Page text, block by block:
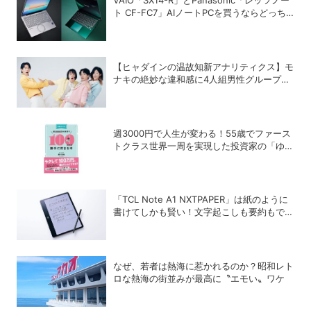
ト CF-FC7」AIノートPCを買うならどっち
【ヒャダインの温故知新アナリティクス】モ
ナキの絶妙な違和感に4人組男性グループの
週3000円で人生が変わる！55歳でファース
トクラス世界一周を実現した投資家の「ゆる
「TCL Note A1 NXTPAPER」は紙のように
書けてしかも賢い！文字起こしも要約もでき
なぜ、若者は熱海に惹かれるのか？昭和レト
ロな熱海の街並みが最高に〝エモい〟ワケ